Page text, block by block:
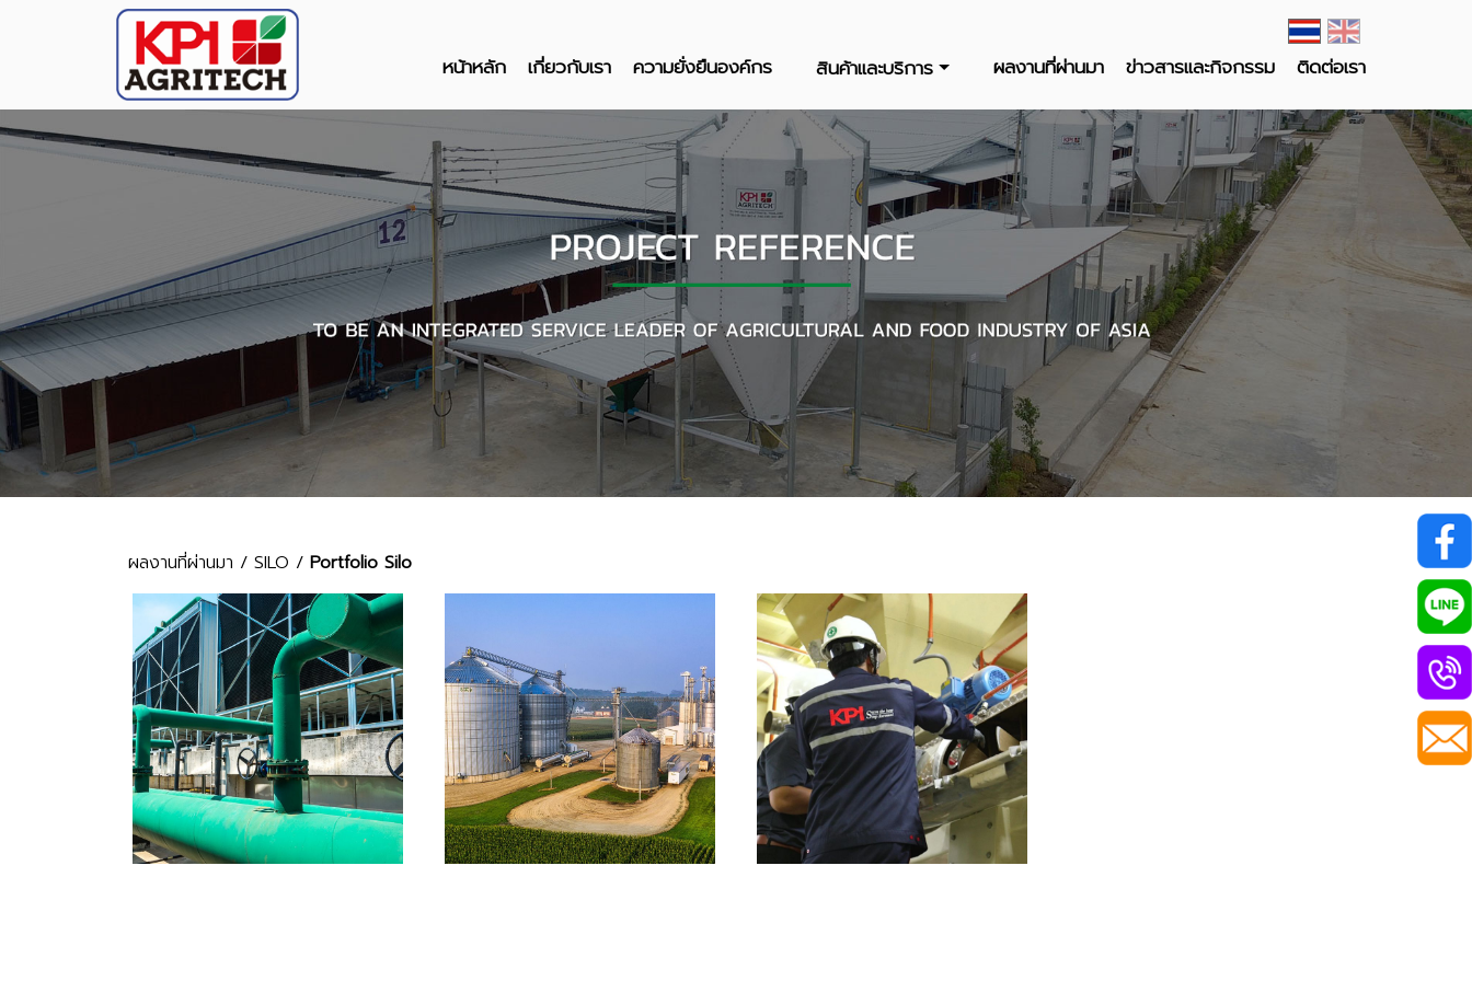
หน้าหลัก เกี่ยวกับเรา ความยั่งยืนองค์กร สินค้าและบริการ ผลงานที่ผ่านมา ข่าวสารและกิจกรรม ติดต่อเรา
ผลงานที่ผ่านมา / SILO / Portfolio Silo